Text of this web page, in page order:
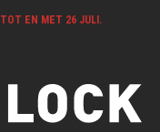
EN MET 26 JULI.